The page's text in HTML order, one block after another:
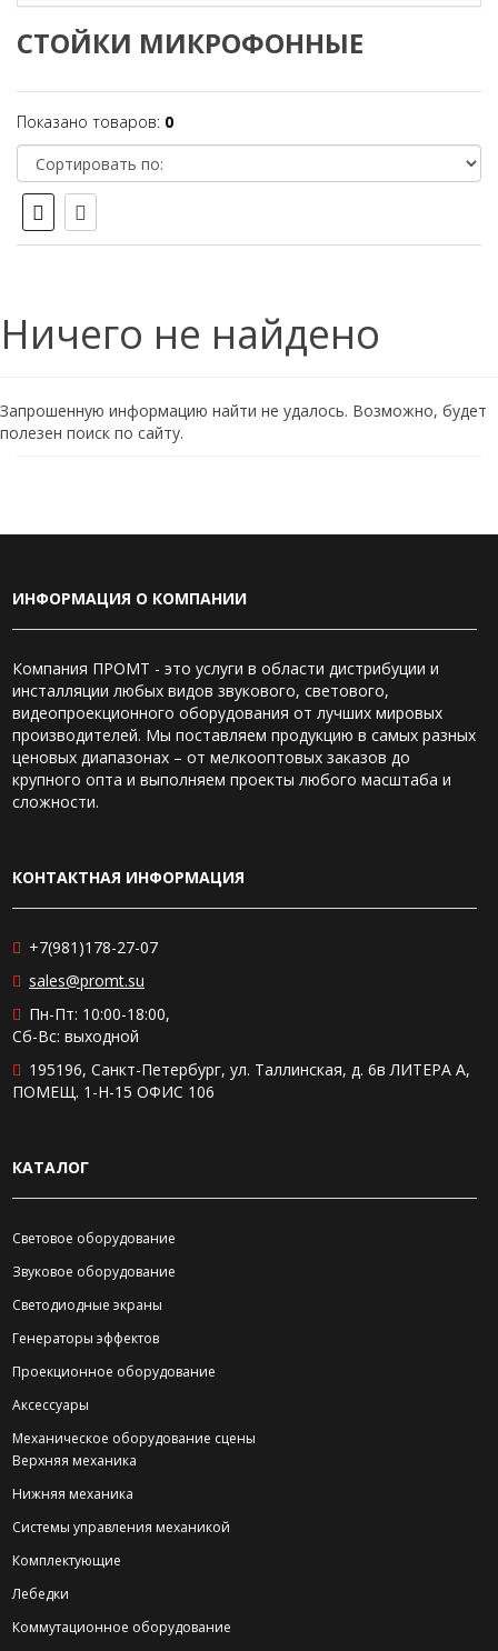
СТОЙКИ МИКРОФОННЫЕ
Показано товаров: 0
Ничего не найдено
Запрошенную информацию найти не удалось. Возможно, будет
полезен поиск по сайту.
ИНФОРМАЦИЯ О КОМПАНИИ
Компания ПРОМТ - это услуги в области дистрибуции и
инсталляции любых видов звукового, светового,
видеопроекционного оборудования от лучших мировых
производителей. Мы поставляем продукцию в самых разных
ценовых диапазонах – от мелкооптовых заказов до
крупного опта и выполняем проекты любого масштаба и
сложности.
КОНТАКТНАЯ ИНФОРМАЦИЯ
+7(981)178-27-07
sales@promt.su
Пн-Пт: 10:00-18:00,
Сб-Вс: выходной
195196, Санкт-Петербург, ул. Таллинская, д. 6в ЛИТЕРА А,
ПОМЕЩ. 1-Н-15 ОФИС 106
КАТАЛОГ
Световое оборудование
Звуковое оборудование
Светодиодные экраны
Генераторы эффектов
Проекционное оборудование
Аксессуары
Механическое оборудование сцены
Верхняя механика
Нижняя механика
Системы управления механикой
Комплектующие
Лебедки
Коммутационное оборудование